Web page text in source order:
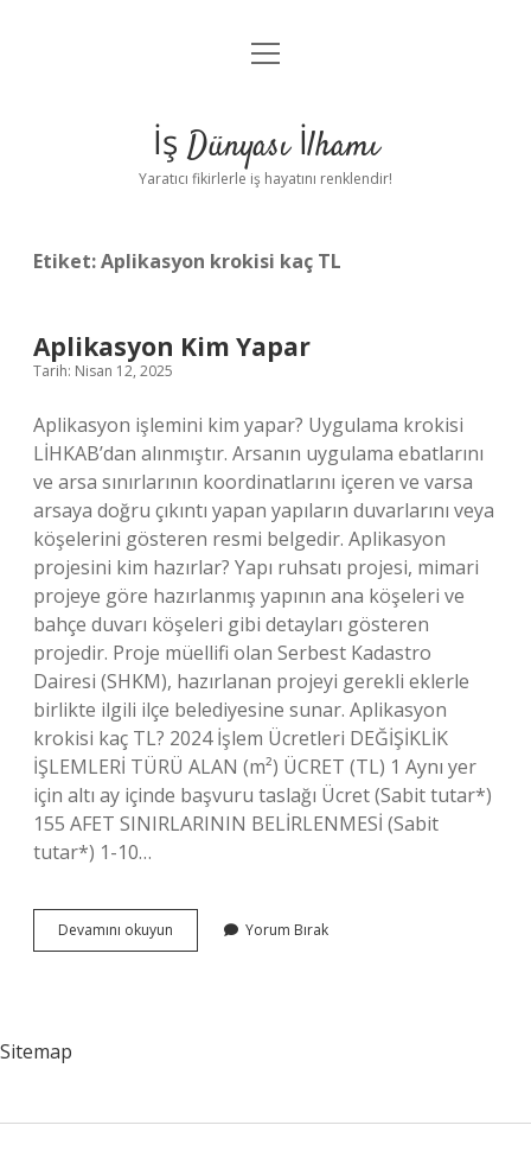
Anasayfa
Yasal Uyarı
menüyü
İş Dünyası İlhamı
Yaratıcı fikirlerle iş hayatını renklendir!
Etiket:Aplikasyon krokisi kaç TL
Aplikasyon Kim Yapar
Tarih: Nisan 12, 2025
Aplikasyon işlemini kim yapar? Uygulama krokisi
LİHKAB’dan alınmıştır. Arsanın uygulama ebatlarını
ve arsa sınırlarının koordinatlarını içeren ve varsa
arsaya doğru çıkıntı yapan yapıların duvarlarını veya
köşelerini gösteren resmi belgedir. Aplikasyon
projesini kim hazırlar? Yapı ruhsatı projesi, mimari
projeye göre hazırlanmış yapının ana köşeleri ve
bahçe duvarı köşeleri gibi detayları gösteren
projedir. Proje müellifi olan Serbest Kadastro
Dairesi (SHKM), hazırlanan projeyi gerekli eklerle
birlikte ilgili ilçe belediyesine sunar. Aplikasyon
krokisi kaç TL? 2024 İşlem Ücretleri DEĞİŞİKLİK
İŞLEMLERİ TÜRÜ ALAN (m²) ÜCRET (TL) 1 Aynı yer
için altı ay içinde başvuru taslağı Ücret (Sabit tutar*)
155 AFET SINIRLARININ BELİRLENMESİ (Sabit
tutar*) 1-10…
Devamını okuyun Aplikasyon
Kim
Yorum Bırak
Sitemap